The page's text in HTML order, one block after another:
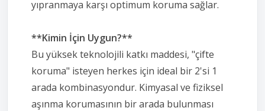
yıpranmaya karşı optimum koruma sağlar.
**Kimin İçin Uygun?**
Bu yüksek teknolojili katkı maddesi, "çifte
koruma" isteyen herkes için ideal bir 2'si 1
arada kombinasyondur. Kimyasal ve fiziksel
aşınma korumasının bir arada bulunması